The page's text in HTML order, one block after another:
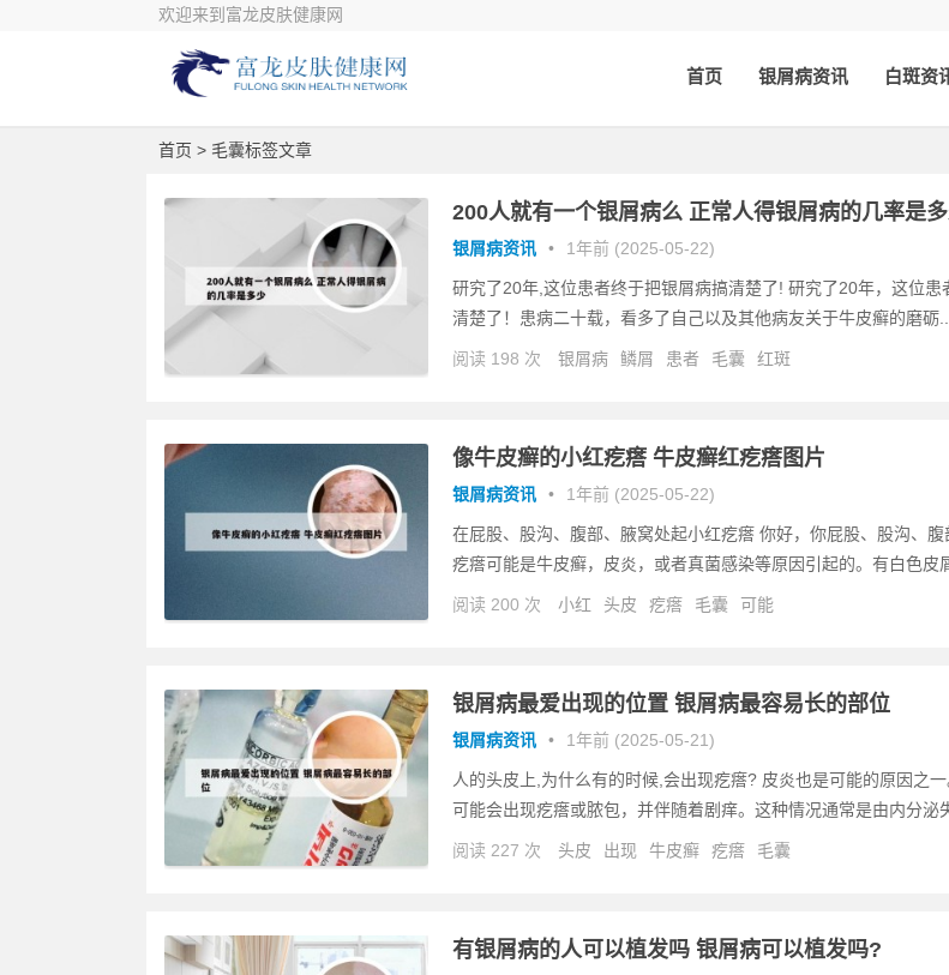
欢迎来到富龙皮肤健康网
首页 银屑病资讯 白斑资
首页 > 毛囊标签文章
200人就有一个银屑病么 正常人得银屑病的几率是
银屑病资讯 • 1年前 (2025-05-22)
研究了20年,这位患者终于把银屑病搞清楚了! 研究了20年，这位患
清楚了！患病二十载，看多了自己以及其他病友关于牛皮癣的磨砺...
阅读 198 次 银屑病 鳞屑 患者 毛囊 红斑
像牛皮癣的小红疙瘩 牛皮癣红疙瘩图片
银屑病资讯 • 1年前 (2025-05-22)
在屁股、股沟、腹部、腋窝处起小红疙瘩 你好，你屁股、股沟、
疙瘩可能是牛皮癣，皮炎，或者真菌感染等原因引起的。有白色皮
阅读 200 次 小红 头皮 疙瘩 毛囊 可能
银屑病最爱出现的位置 银屑病最容易长的部位
银屑病资讯 • 1年前 (2025-05-21)
人的头皮上,为什么有的时候,会出现疙瘩? 皮炎也是可能的原因之一
可能会出现疙瘩或脓包，并伴随着剧痒。这种情况通常是由内分泌
阅读 227 次 头皮 出现 牛皮癣 疙瘩 毛囊
有银屑病的人可以植发吗 银屑病可以植发吗?